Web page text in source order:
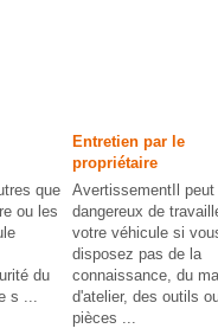
que
ou les
du
s ...
Entretien par le
propriétaire
AvertissementIl peut
dangereux de
votre véhicule si
disposez pas de la
connaissance, du
d'atelier, des outils
pièces ...